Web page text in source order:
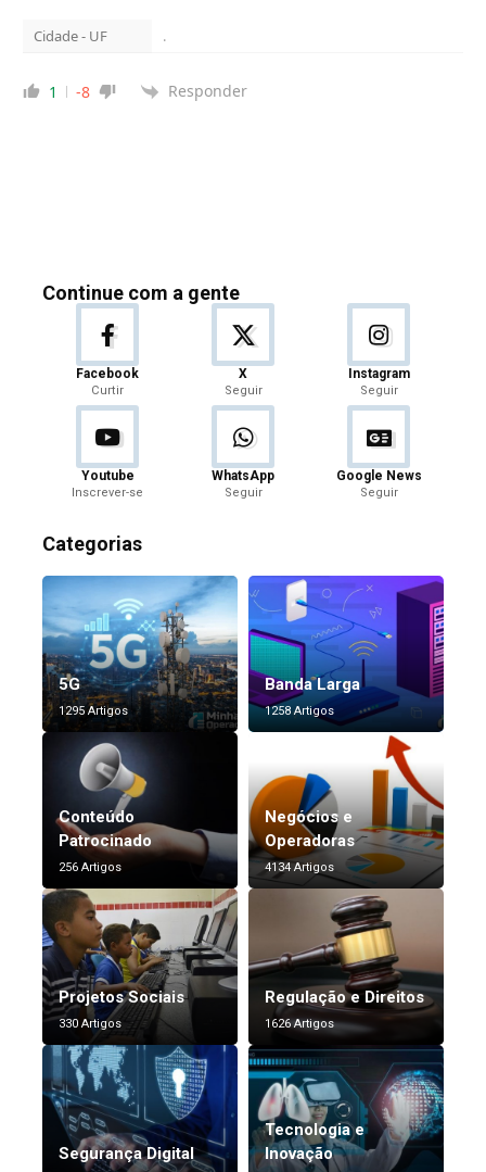
Cidade - UF .
1 -8 Responder
Continue com a gente
Facebook
Curtir
X
Seguir
Instagram
Seguir
Youtube
Inscrever-se
WhatsApp
Seguir
Google News
Seguir
Categorias
5G
1295 Artigos
Banda Larga
1258 Artigos
Conteúdo
Patrocinado
256 Artigos
Negócios e
Operadoras
4134 Artigos
Projetos Sociais
330 Artigos
Regulação e Direitos
1626 Artigos
Segurança Digital
Tecnologia e
Inovação